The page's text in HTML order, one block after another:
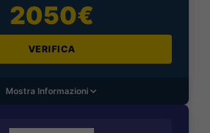
2050€
VERIFICA
Mostra Informazioni